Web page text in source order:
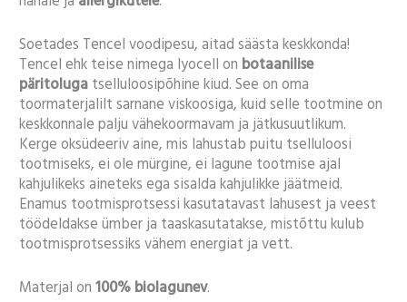
Soetades Tencel voodipesu, aitad säästa keskkonda!
Tencel ehk teise nimega lyocell on botaanilise
päritolugatselluloosipõhine kiud. See on oma
toormaterjalilt sarnane viskoosiga, kuid selle tootmine on
keskkonnale palju vähekoormavam ja jätkusuutlikum.
Kerge oksüdeeriv aine, mis lahustab puitu tselluloosi
tootmiseks, ei ole mürgine, ei lagune tootmise ajal
kahjulikeks aineteks ega sisalda kahjulikke jäätmeid.
Enamus tootmisprotsessi kasutatavast lahusest ja veest
töödeldakse ümber ja taaskasutatakse, mistõttu kulub
tootmisprotsessiks vähem energiat ja vett.
Materjal on100% biolagunev.